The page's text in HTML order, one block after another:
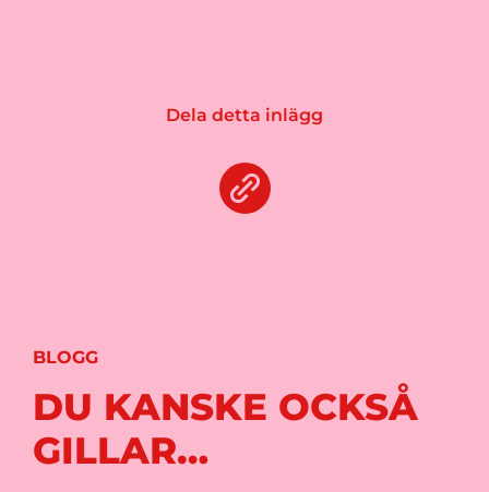
Dela detta inlägg
BLOGG
DU KANSKE OCKSÅ
GILLAR…